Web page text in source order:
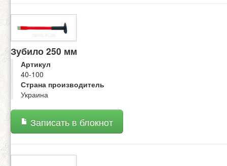
Зубило 250 мм
Артикул
40-100
Страна производитель
Украина
Записать в блокнот